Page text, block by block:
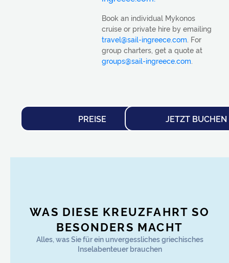
Book an individual Mykonos
cruise or private hire by emailing
travel@sail-ingreece.com . For
group charters, get a quote at
groups@sail-ingreece.com
PREISE JETZT BUCHEN
WAS DIESE KREUZFAHRT SO
BESONDERS MACHT
Alles, was Sie für ein unvergessliches griechisches
Inselabenteuer brauchen